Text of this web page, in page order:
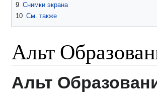
9 Снимки экрана
10 См. также
Альт
Альт